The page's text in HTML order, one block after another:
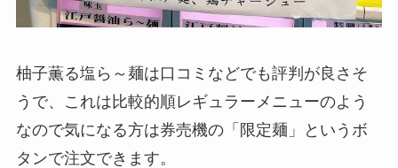
柚子薫る塩ら～麺は口コミなどでも評判が良さそ
うで、これは比較的順レギュラーメニューのよう
なので気になる方は券売機の「限定麺」というボ
タンで注文できます。